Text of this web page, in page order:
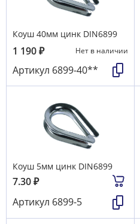
Коуш 40мм цинк DIN6899
1 190₽ Нет в наличии
Артикул 6899-40**
Коуш 5мм цинк DIN6899
7.30₽
Артикул 6899-5